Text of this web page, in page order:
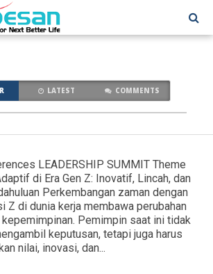
LATEST COMMENTS
LEADERSHIP SUMMIT Theme
di Era Gen Z: Inovatif, Lincah, dan
Perkembangan zaman dengan
Z di dunia kerja membawa perubahan
Pemimpin saat ini tidak
keputusan, tetapi juga harus
nilai, inovasi, dan...